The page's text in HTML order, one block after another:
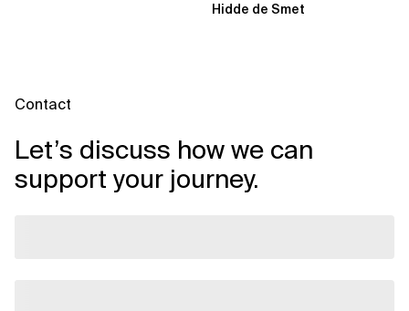
für...
Hidde de Smet
Contact
Let’s discuss how we can
support your journey.